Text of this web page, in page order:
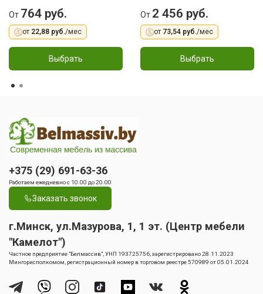
От 764 руб.
от 22,88 руб./мес
Выбрать
От 2 456 руб.
от 73,54 руб./мес
Выбрать
+375 (29) 691-63-36
Работаем ежедневно с 10.00 до 20.00
Заказать звонок
г.Минск, ул.Мазурова, 1, 1 эт. (Центр мебели
"Камелот")
Частное предприятие "Белмассив", УНП 193725756, зарегистрировано 28.11.2023
Мингорисполкомом, регистрационный номер в торговом реестре 570989 от 05.01.2024